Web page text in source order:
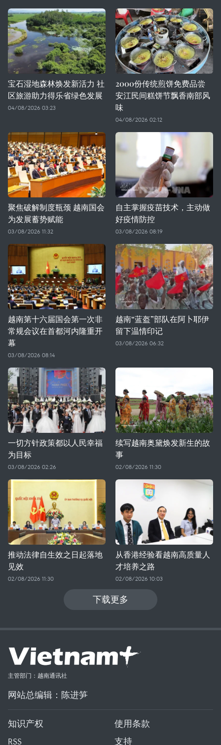
宝石湿地森林焕发新活力 社
区旅游助力得乐省绿色发展
04/08/2026 03:23
2000份传统煎饼免费品尝
安江民间糕饼节飘香南部风
味
04/08/2026 02:12
聚焦破解制度瓶颈 越南国会
为发展蓄势赋能
03/08/2026 11:32
自主掌握疫苗技术，主动做
好疫情防控
03/08/2026 08:19
越南第十六届国会第一次非
常规会议在首都河内隆重开
幕
03/08/2026 08:14
越南“蓝盔”部队在阿卜耶伊
留下温情印记
03/08/2026 06:32
一切方针政策都以人民幸福
为目标
03/08/2026 02:26
续写越南奥黛焕发新生的故
事
02/08/2026 11:30
推动法律自生效之日起落地
见效
02/08/2026 11:30
从香港经验看越南高质量人
才培养之路
02/08/2026 10:03
下载更多
主管部门：越南通讯社
网站总编辑：陈进笋
知识产权
使用条款
RSS
支持